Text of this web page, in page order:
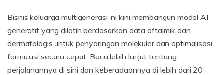
Bisnis keluarga multigenerasi ini kini membangun model AI
generatif yang dilatih berdasarkan data oftalmik dan
dermatologis untuk penyaringan molekuler dan optimalisasi
formulasi secara cepat. Baca lebih lanjut tentang
perjalanannya di sini dan keberadaannya di lebih dari 20